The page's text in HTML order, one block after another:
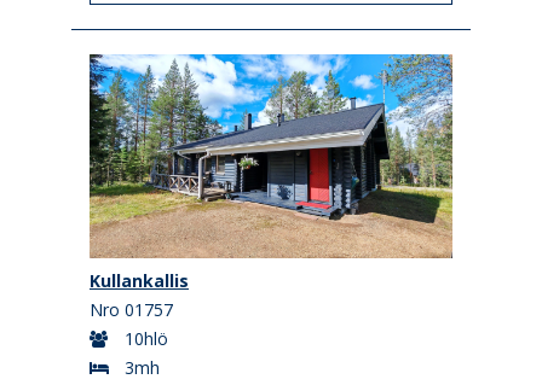
Kullankallis
Nro 01757
10hlö
3mh